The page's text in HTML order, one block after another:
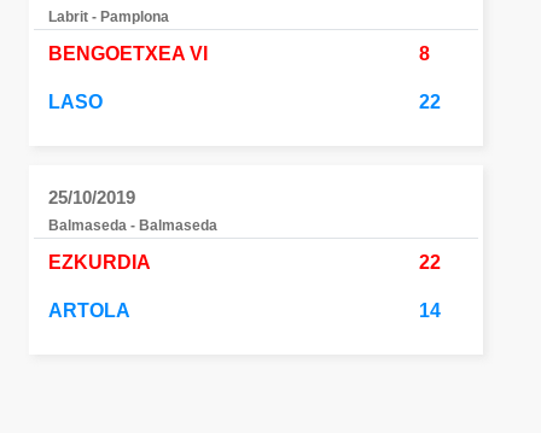
Labrit - Pamplona
BENGOETXEA VI 8
LASO 22
25/10/2019
Balmaseda - Balmaseda
EZKURDIA 22
ARTOLA 14